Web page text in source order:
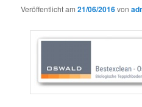
Veröffentlicht am21/06/2016von